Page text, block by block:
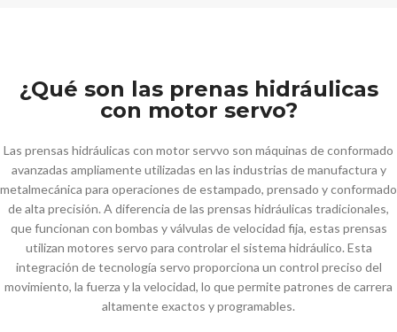
¿Qué son las prenas hidráulicas
con motor servo?
Las prensas hidráulicas con motor servvo son máquinas de conformado
avanzadas ampliamente utilizadas en las industrias de manufactura y
metalmecánica para operaciones de estampado, prensado y conformado
de alta precisión. A diferencia de las prensas hidráulicas tradicionales,
que funcionan con bombas y válvulas de velocidad fija, estas prensas
utilizan motores servo para controlar el sistema hidráulico. Esta
integración de tecnología servo proporciona un control preciso del
movimiento, la fuerza y la velocidad, lo que permite patrones de carrera
altamente exactos y programables.